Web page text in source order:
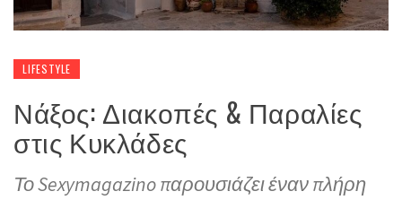
LIFESTYLE
Νάξος: Διακοπές & Παραλίες
στις Κυκλάδες
Το Sexymagazino παρουσιάζει έναν πλήρη